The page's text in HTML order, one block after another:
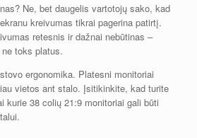
Ne, bet daugelis vartotojų sako, kad
kreivumas tikrai pagerina patirtį.
retesnis ir dažnai nebūtinas –
toks platus.
ergonomika. Platesni monitoriai
vietos ant stalo. Įsitikinkite, kad turite
kurie 38 colių 21:9 monitoriai gali būti